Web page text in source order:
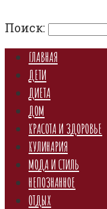
Поиск:
ГЛАВНАЯ
ДЕТИ
ДИЕТА
ДОМ
КРАСОТА И ЗДОРОВЬЕ
КУЛИНАРИЯ
МОДА И СТИЛЬ
НЕПОЗНАННОЕ
ОТДЫХ